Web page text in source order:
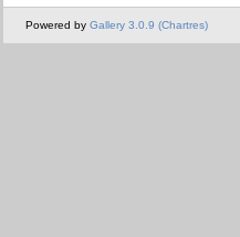
Powered by Gallery 3.0.9 (Chartres)